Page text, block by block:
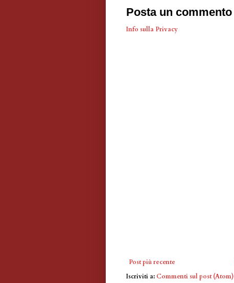
Posta un commento
Info sulla Privacy
Post più recente
Iscriviti a: Commenti sul post (Atom)